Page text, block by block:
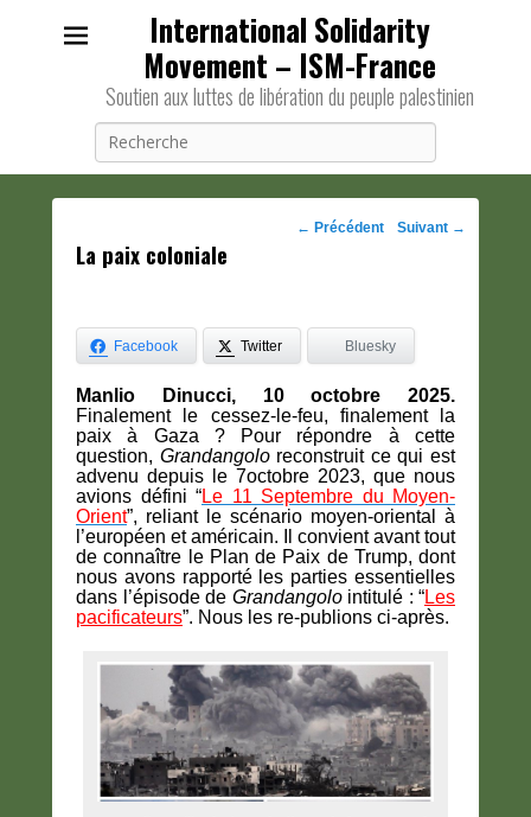
International Solidarity
Movement – ISM-France
Soutien aux luttes de libération du peuple palestinien
Navigation
← Précédent Suivant →
La paix coloniale
Facebook Twitter Bluesky
Manlio Dinucci, 10 octobre 2025.
Finalement le cessez-le-feu, finalement la
paix à Gaza ? Pour répondre à cette
question, Grandangoloreconstruit ce qui est
advenu depuis le 7octobre 2023, que nous
avions défini “Le 11 Septembre du Moyen-
Orient”, reliant le scénario moyen-oriental à
l’européen et américain. Il convient avant tout
de connaître le Plan de Paix de Trump, dont
nous avons rapporté les parties essentielles
dans l’épisode de Grandangolointitulé : “Les
pacificateurs”. Nous les re-publions ci-après.